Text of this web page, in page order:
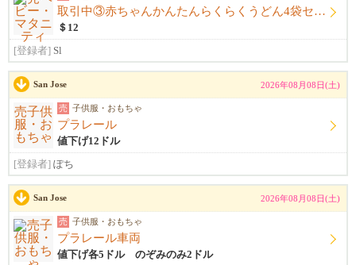
取引中③赤ちゃんかんたんらくらくうどん4袋セット
＄12
[登録者] Sl
San Jose 2026年08月08日(土)
売 子供服・おもちゃ
プラレール
値下げ12ドル
[登録者] ぽち
San Jose 2026年08月08日(土)
売 子供服・おもちゃ
プラレール車両
値下げ各5ドル のぞみのみ2ドル